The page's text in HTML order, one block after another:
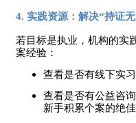
4. 实践资源：解决“持证
若目标是执业，机构的实
案经验：
查看是否有线下实
查看是否有公益咨
新手积累个案的绝佳